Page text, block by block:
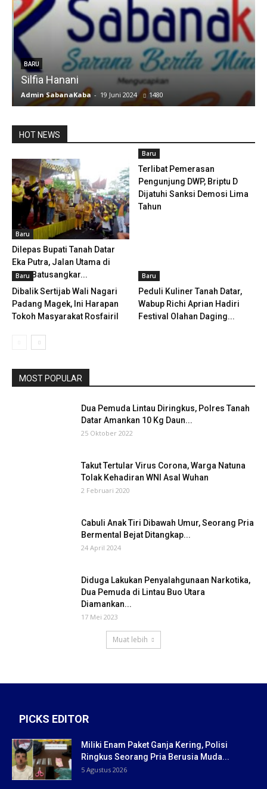
BARU
Silfia Hanani
Admin SabanaKaba - 19 Juni 2024 1480
HOT NEWS
Baru
Dilepas Bupati Tanah Datar
Eka Putra, Jalan Utama di
Kota Batusangkar...
Baru
Terlibat Pemerasan
Pengunjung DWP, Briptu D
Dijatuhi Sanksi Demosi Lima
Tahun
Baru
Dibalik Sertijab Wali Nagari
Padang Magek, Ini Harapan
Tokoh Masyarakat Rosfairil
Baru
Peduli Kuliner Tanah Datar,
Wabup Richi Aprian Hadiri
Festival Olahan Daging...
MOST POPULAR
Dua Pemuda Lintau Diringkus, Polres Tanah
Datar Amankan 10 Kg Daun...
25 Oktober 2022
Takut Tertular Virus Corona, Warga Natuna
Tolak Kehadiran WNI Asal Wuhan
2 Februari 2020
Cabuli Anak Tiri Dibawah Umur, Seorang Pria
Bermental Bejat Ditangkap...
24 April 2024
Diduga Lakukan Penyalahgunaan Narkotika,
Dua Pemuda di Lintau Buo Utara
Diamankan...
17 Mei 2023
Muat lebih
PICKS EDITOR
Miliki Enam Paket Ganja Kering, Polisi
Ringkus Seorang Pria Berusia Muda...
5 Agustus 2026